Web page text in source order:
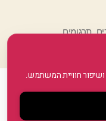
,תרגומים
למעלה
חוויית המשתמש.